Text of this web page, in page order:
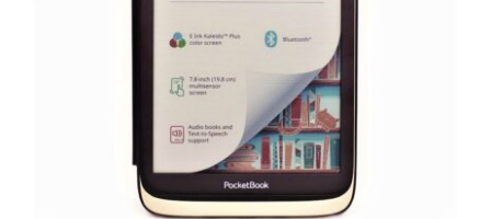
E-Book-Reader Pocketbook Ink Pad
Color 2